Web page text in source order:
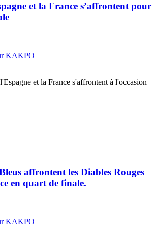
et la France s’affrontent pour
KAKPO
et la France s'affrontent à l'occasion
affrontent les Diables Rouges
en quart de finale.
KAKPO